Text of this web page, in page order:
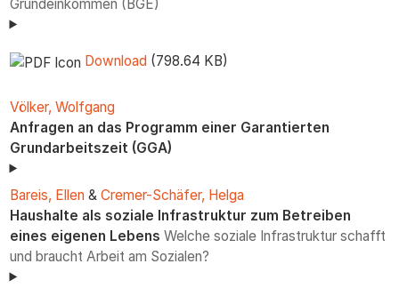
Grundeinkommen (BGE)
Download (798.64 KB)
Völker, Wolfgang
Anfragen an das Programm einer Garantierten
Grundarbeitszeit (GGA)
Bareis, Ellen & Cremer-Schäfer, Helga
Haushalte als soziale Infrastruktur zum Betreiben
eines eigenen Lebens Welche soziale Infrastruktur schafft
und braucht Arbeit am Sozialen?